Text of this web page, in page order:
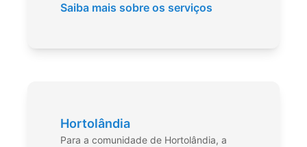
Saiba mais sobre os serviços
Hortolândia
Para a comunidade de Hortolândia, a